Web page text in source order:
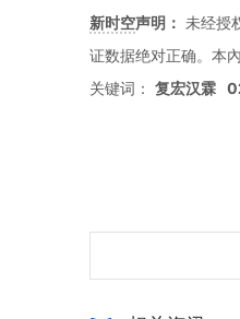
新时空声明： 未经授
证数据绝对正确。本
关键词： 复宏汉霖